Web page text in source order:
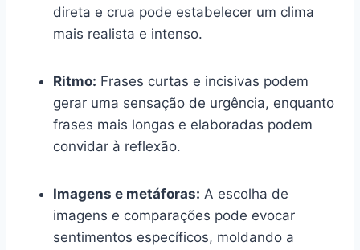
direta e crua pode estabelecer um clima
mais realista e intenso.
Ritmo: Frases curtas e incisivas podem
gerar uma sensação de urgência, enquanto
frases mais longas e elaboradas podem
convidar à reflexão.
Imagens e metáforas: A escolha de
imagens e comparações pode evocar
sentimentos específicos, moldando a